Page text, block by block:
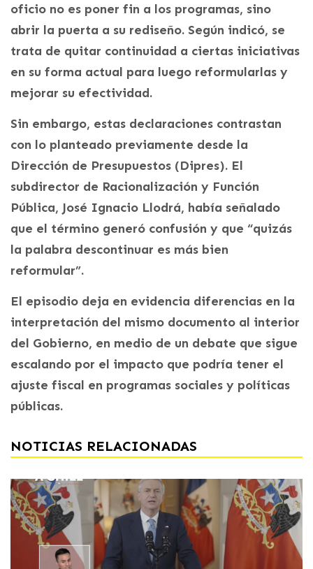
oficio no es poner fin a los programas, sino
abrir la puerta a su rediseño. Según indicó, se
trata de quitar continuidad a ciertas iniciativas
en su forma actual para luego reformularlas y
mejorar su efectividad.
Sin embargo, estas declaraciones contrastan
con lo planteado previamente desde la
Dirección de Presupuestos (Dipres). El
subdirector de Racionalización y Función
Pública, José Ignacio Llodrá, había señalado
que el término generó confusión y que “quizás
la palabra descontinuar es más bien
reformular”.
El episodio deja en evidencia diferencias en la
interpretación del mismo documento al interior
del Gobierno, en medio de un debate que sigue
escalando por el impacto que podría tener el
ajuste fiscal en programas sociales y políticas
públicas.
NOTICIAS RELACIONADAS